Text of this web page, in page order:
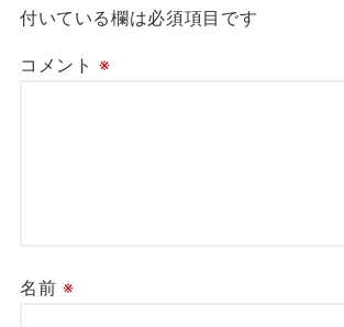
付いている欄は必須項目です
コメント ※
名前 ※